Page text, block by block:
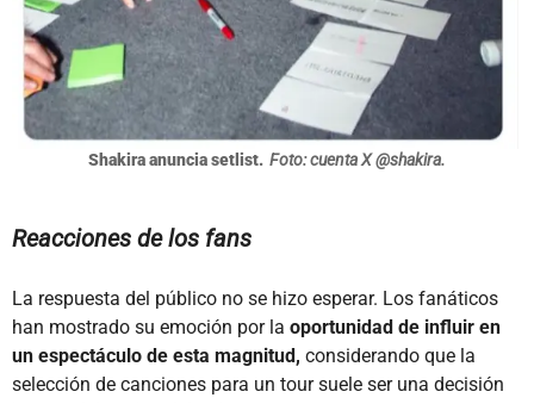
Shakira anuncia setlist. Foto: cuenta X @shakira.
Reacciones de los fans
La respuesta del público no se hizo esperar. Los fanáticos
han mostrado su emoción por la oportunidad de influir en
un espectáculo de esta magnitud, considerando que la
selección de canciones para un tour suele ser una decisión